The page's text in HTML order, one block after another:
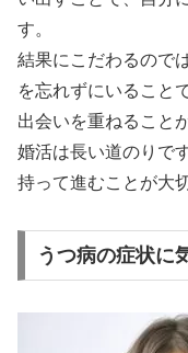
す。
結果にこだわるので
を忘れずにいること
出会いを重ねること
婚活は長い道のりで
持って進むことが大
うつ病の症状に